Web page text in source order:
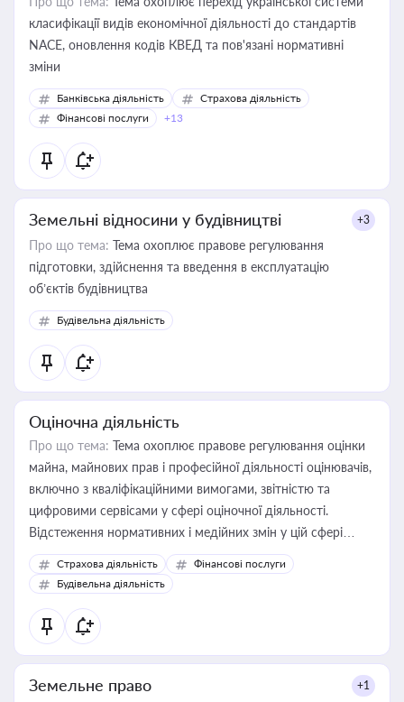
класифікації видів економічної діяльності до стандартів
NACE, оновлення кодів КВЕД та пов'язані нормативні
зміни
Банківська діяльність
Страхова діяльність
Фінансові послуги
+13
Земельні відносини у будівництві +3
Про що тема: Тема охоплює правове регулювання
підготовки, здійснення та введення в експлуатацію
об’єктів будівництва
Будівельна діяльність
Оціночна діяльність
Про що тема: Тема охоплює правове регулювання оцінки
майна, майнових прав і професійної діяльності оцінювачів,
включно з кваліфікаційними вимогами, звітністю та
цифровими сервісами у сфері оціночної діяльності.
Відстеження нормативних і медійних змін у цій сфері
корисне для власника бізнесу, керівника, юриста або
бухгалтера під час оподаткування, приватизації, оренди
державного майна, корпоративних угод і перевірки
статусу суб'єктів оціночної діяльності
Страхова діяльність
Фінансові послуги
Будівельна діяльність
Земельне право +1